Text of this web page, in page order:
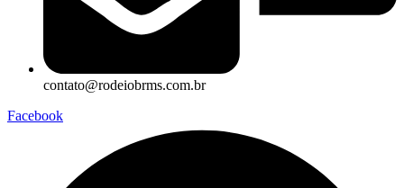
contato@rodeiobrms.com.br
Facebook